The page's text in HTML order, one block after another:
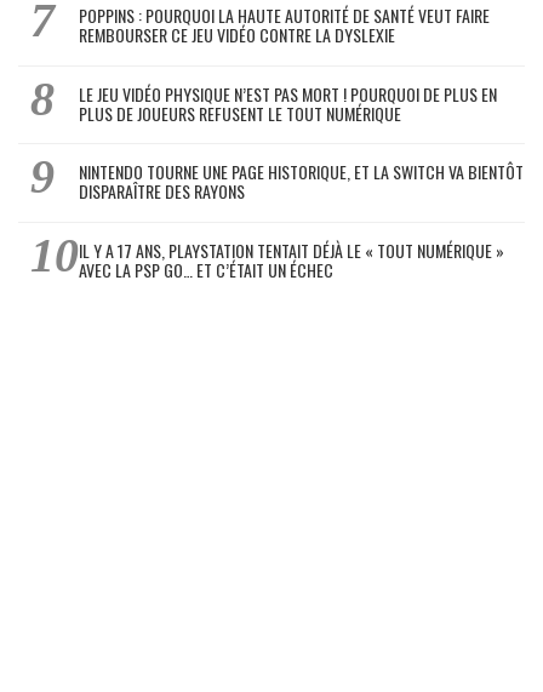
POPPINS : POURQUOI LA HAUTE AUTORITÉ DE SANTÉ VEUT FAIRE
REMBOURSER CE JEU VIDÉO CONTRE LA DYSLEXIE
LE JEU VIDÉO PHYSIQUE N’EST PAS MORT ! POURQUOI DE PLUS EN
PLUS DE JOUEURS REFUSENT LE TOUT NUMÉRIQUE
NINTENDO TOURNE UNE PAGE HISTORIQUE, ET LA SWITCH VA BIENTÔT
DISPARAÎTRE DES RAYONS
IL Y A 17 ANS, PLAYSTATION TENTAIT DÉJÀ LE « TOUT NUMÉRIQUE »
AVEC LA PSP GO… ET C’ÉTAIT UN ÉCHEC